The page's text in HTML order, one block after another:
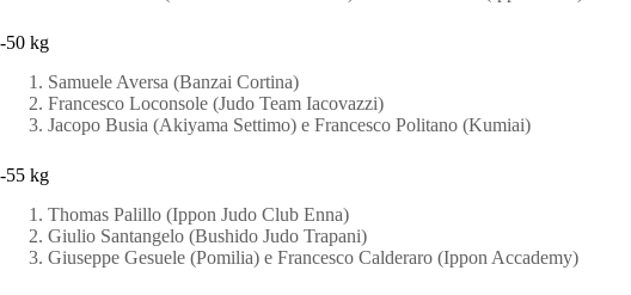
-50 kg
Samuele Aversa (Banzai Cortina)
Francesco Loconsole (Judo Team Iacovazzi)
Jacopo Busia (Akiyama Settimo) e Francesco Politano (Kumiai)
-55 kg
Thomas Palillo (Ippon Judo Club Enna)
Giulio Santangelo (Bushido Judo Trapani)
Giuseppe Gesuele (Pomilia) e Francesco Calderaro (Ippon Accademy)